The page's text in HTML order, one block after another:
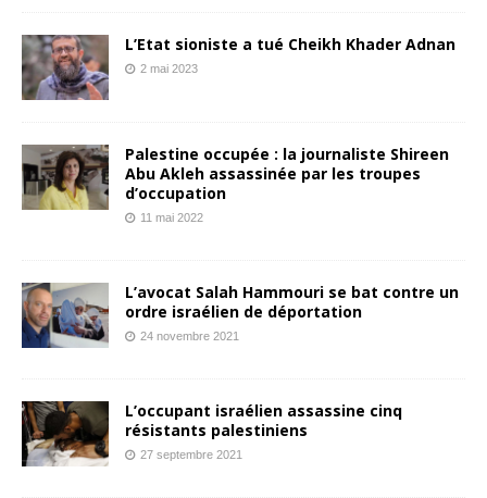
L’Etat sioniste a tué Cheikh Khader Adnan
2 mai 2023
Palestine occupée : la journaliste Shireen
Abu Akleh assassinée par les troupes
d’occupation
11 mai 2022
L’avocat Salah Hammouri se bat contre un
ordre israélien de déportation
24 novembre 2021
L’occupant israélien assassine cinq
résistants palestiniens
27 septembre 2021